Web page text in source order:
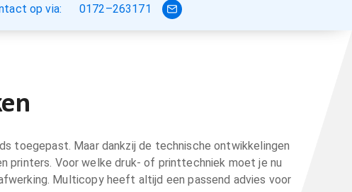
op via: 0172–263171
toegepast. Maar dankzij de technische ontwikkelingen
printers. Voor welke druk- of printtechniek moet je nu
Multicopy heeft altijd een passend advies voor